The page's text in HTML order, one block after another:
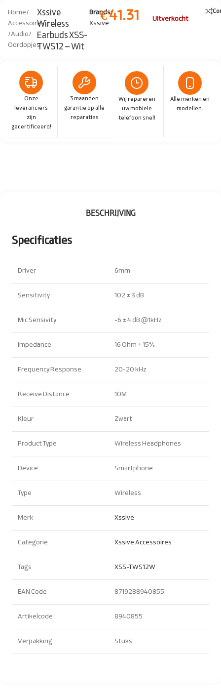
Home/
Accessoires
/Audio/
Oordopjes
Xssive
Wireless
Earbuds XSS-
TWS12 – Wit
Brands:
Xssive
€41.31 Uitverkocht
Onze
leveranciers
zijn
gecertificeerd!
3 maanden
garantie op alle
reparaties
Wij repareren
uw mobiele
telefoon snel!
Alle merken en
modellen.
BESCHRIJVING
Specificaties
Driver 6mm
Sensitivity 102 ± 3 dB
Mic Sensivity -6 ± 4 dB @1kHz
Impedance 16 Ohm ± 15%
Frequency Response 20-20 kHz
Receive Distance 10M
Kleur Zwart
Product Type Wireless Headphones
Device Smartphone
Type Wireless
Merk Xssive
Categorie Xssive Accessoires
Tags XSS-TWS12W
EAN Code 8719288940855
Artikelcode 8940855
Verpakking Stuks